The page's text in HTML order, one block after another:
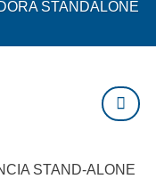
STANDALONE
favoritos
STAND-ALONE